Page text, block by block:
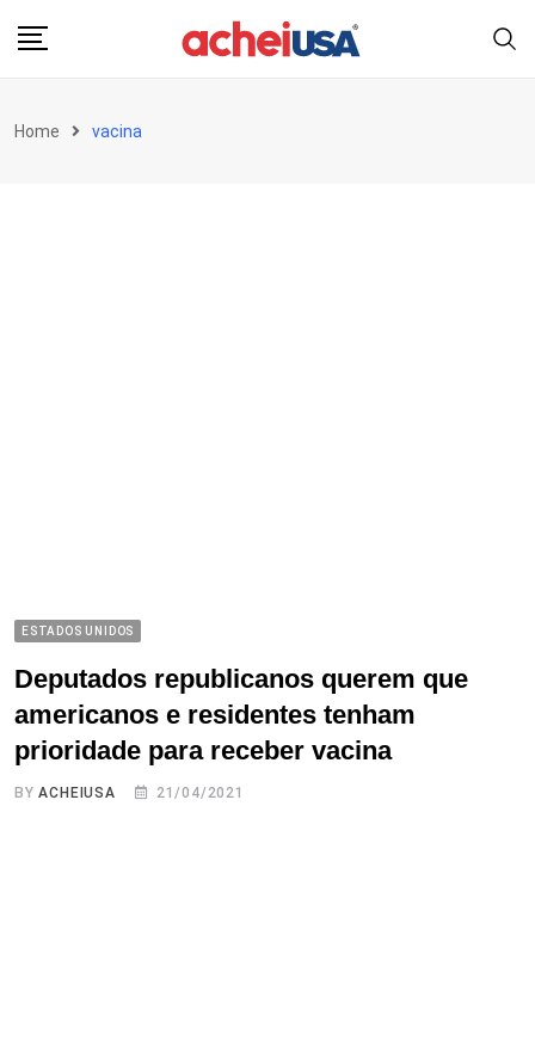
Home vacina
ESTADOS UNIDOS
Deputados republicanos querem que
americanos e residentes tenham
prioridade para receber vacina
BYACHEIUSA 21/04/2021